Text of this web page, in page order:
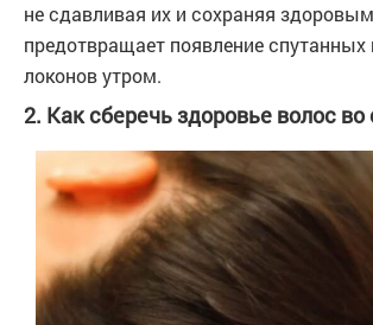
не сдавливая их и сохраняя
предотвращает появление
локонов утром.
2. Как сберечь здоровье волос во